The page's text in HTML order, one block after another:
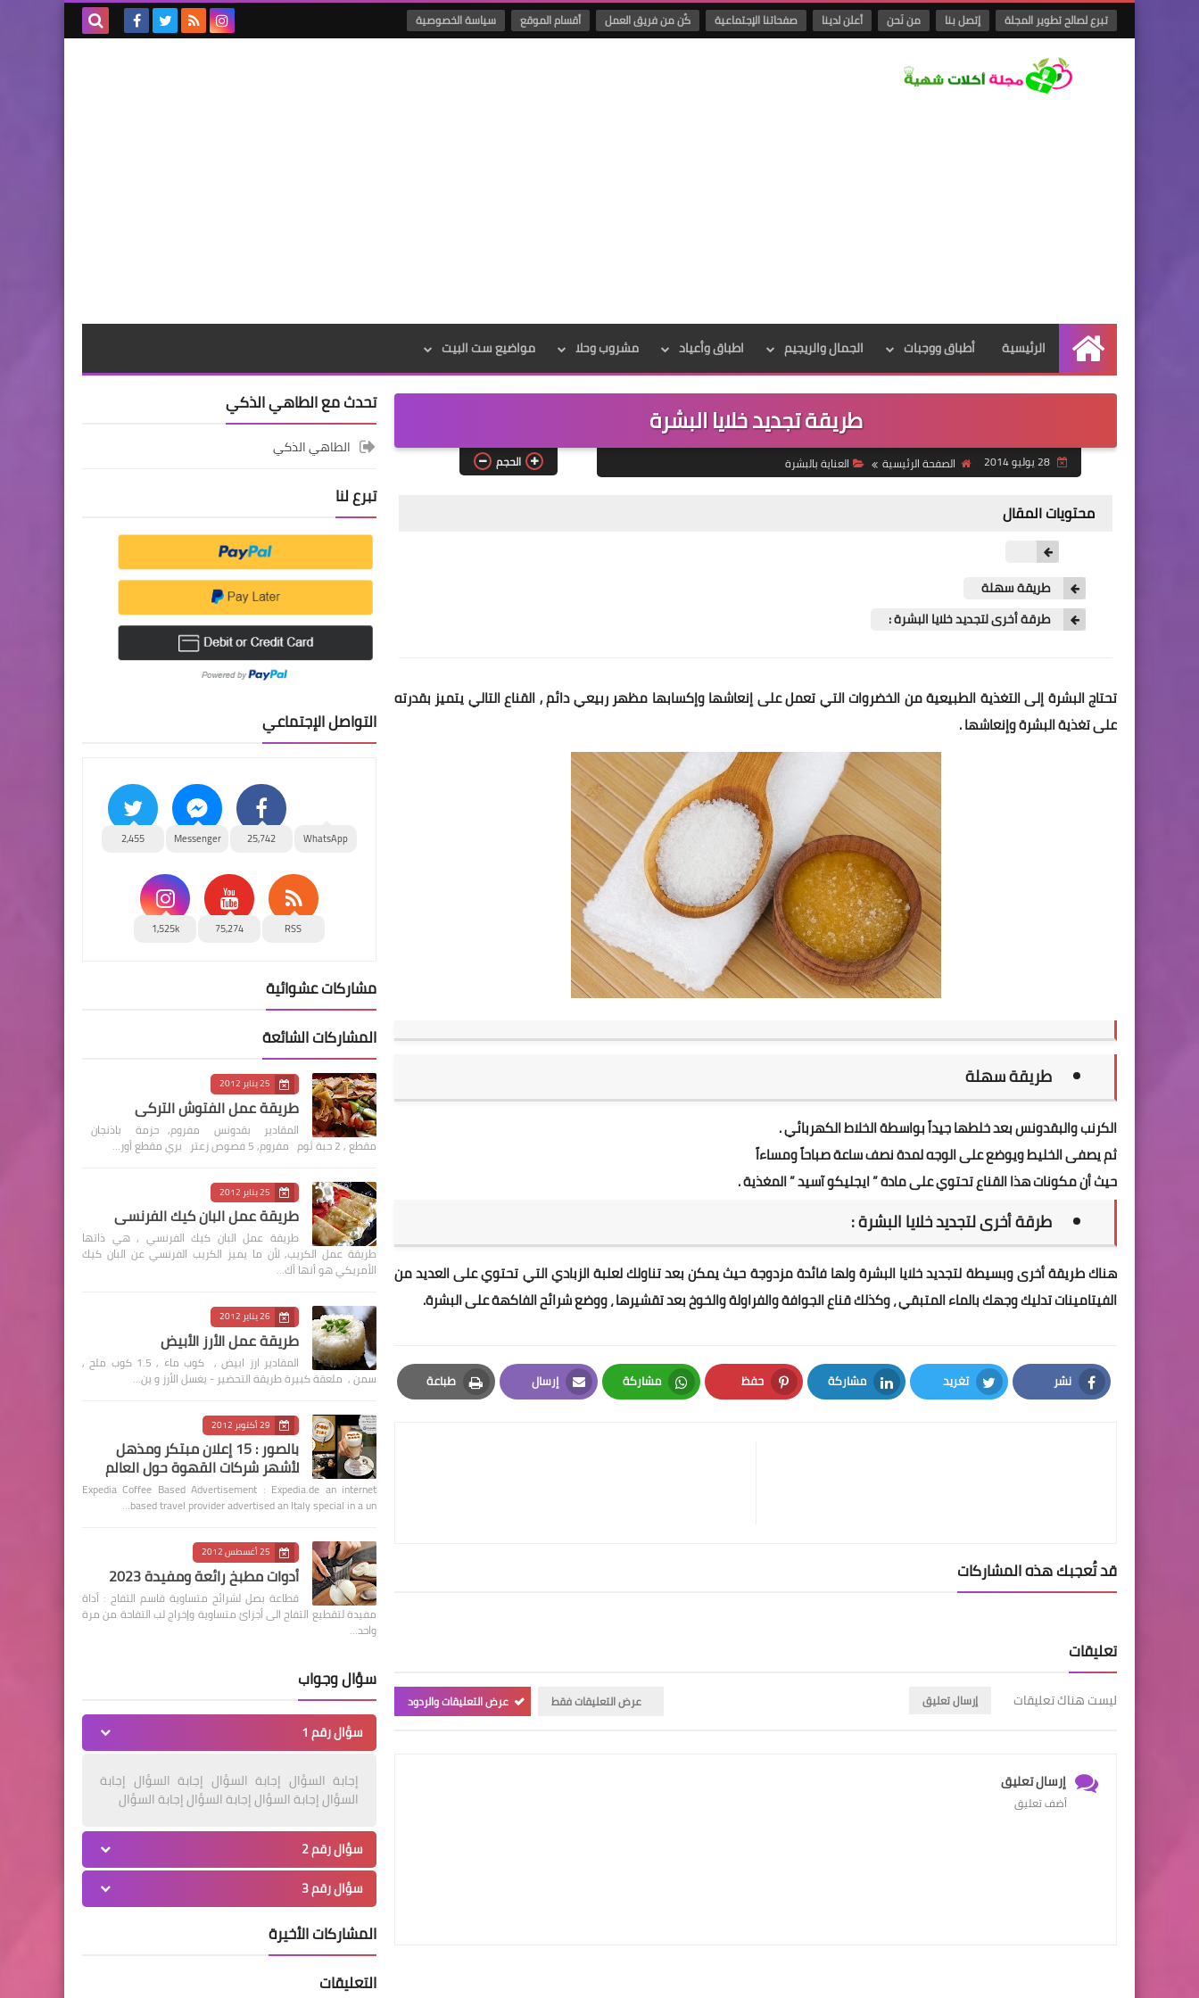
تبرع لصالح تطوير المجلة إتصل بنا من نَحن أعلن لدينا صفحاتنا الإجتماعية كُن من فريق العمل أقسام الموقع سياسة الخصوصية
الرئيسية
الرئيسية أطباق ووجبات الجمال والريجيم اطباق وأعياد مشروب وحلا مواضيع ست البيت
طريقة تجديد خلايا البشرة
28 يوليو 2014 الصفحة الرئيسية العناية بالبشرة الحجم
محتويات المقال
طريقة سهلة
طرقة أخرى لتجديد خلايا البشرة :
تحتاج البشرة إلى التغذية الطبيعية من الخضروات التي تعمل على إنعاشها وإكسابها مظهر ربيعي دائم , القناع التالي يتميز بقدرته
على تغذية البشرة وإنعاشها .
طريقة سهلة
الكرنب والبقدونس بعد خلطها جيداً بواسطة الخلاط الكهربائي .
ثم يصفى الخليط ويوضع على الوجه لمدة نصف ساعة صباحاً ومساءاً
حيث أن مكونات هذا القناع تحتوي على مادة ” ايجليكو آسيد ” المغذية .
طرقة أخرى لتجديد خلايا البشرة :
هناك طريقة أخرى وبسيطة لتجديد خلايا البشرة ولها فائدة مزدوجة حيث يمكن بعد تناولك لعلبة الزبادي التي تحتوي على العديد من
الفيتامينات تدليك وجهك بالماء المتبقي ، وكذلك قناع الجوافة والفراولة والخوخ بعد تقشيرها ، ووضع شرائح الفاكهة على البشرة.
نشر
Facebook
تغريد
Twitter
مشاركة
LinkedIn
حفظ
Pinterest
مشاركة
Whatsapp
إرسال
Email
طباعة
Print
قد تُعجبك هذه المشاركات
تعليقات
ليست هناك تعليقات إرسال تعليق عرض التعليقات فقط عرض التعليقات والردود
إرسال تعليق
أضف تعليق
تحدث مع الطاهي الذكي
الطاهي الذكي
تبرع لنا
التواصل الإجتماعي
WhatsApp
25,742
Messenger
2,455
RSS
75,274
1,525k
مشاركات عشوائية
المشاركات الشائعة
25 يناير 2012
طريقة عمل الفتوش التركي
المقادير بقدونس مفروم, حزمة باذنجان
مقطع , 2 حبة ثوم مفروم, 5 فصوص زعتر بري مقطع أور…
25 يناير 2012
طريقة عمل البان كيك الفرنسي
طريقة عمل البان كيك الفرنسي , هي ذاتها
طريقة عمل الكريب, لأن ما يميز الكريب الفرنسي عن البان كيك
الأمريكي هو أنها أك…
26 يناير 2012
طريقة عمل الأرز الأبيض
المقادير ارز ابيض , كوب ماء , 1.5 كوب ملح ,
سمن , ملعقة كبيرة طريقة التحضير - يغسل الأرز و ين…
29 أكتوبر 2012
بالصور : 15 إعلان مبتكر ومذهل
لأشهر شركات القهوة حول العالم
Expedia Coffee Based Advertisement : Expedia.de an internet
based travel provider advertised an Italy special in a un…
25 أغسطس 2012
أدوات مطبخ رائعة ومفيدة 2023
قطاعة بصل لشرائح متساوية قاسم التفاح : أداة
مفيدة لتقطيع التفاح الى أجزائ متساوية وإخراج لب التفاحة من مرة
واحد…
سؤال وجواب
سؤال رقم 1
إجابة السؤال إجابة السؤال إجابة السؤال إجابة
السؤال إجابة السؤال إجابة السؤال إجابة السؤال
سؤال رقم 2
سؤال رقم 3
المشاركات الأخيرة
التعليقات